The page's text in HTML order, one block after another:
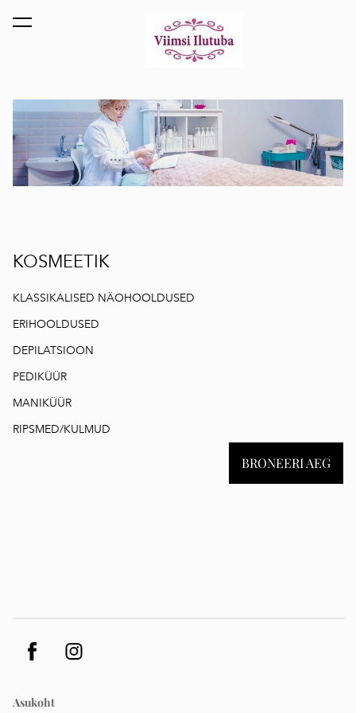
lisati ostukorvi. Vaata ostukorvi
KOSMEETIK
KLASSIKALISED NÄOHOOLDUSED
ERIHOOLDUSED
DEPILATSIOON
PEDIKÜÜR
MANIKÜÜR
RIPSMED/KULMUD
BRONEERI AEG
Asukoht